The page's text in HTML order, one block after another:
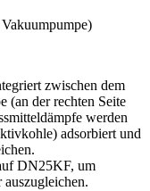
zwischen dem
(an der rechten Seite
werden
adsorbiert und
DN25KF, um
auszugleichen.